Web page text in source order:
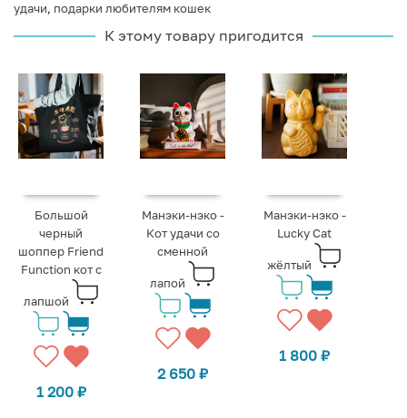
удачи, подарки любителям кошек
К этому товару пригодится
Большой
черный
шоппер Friend
Function кот с
лапшой
1 200 ₽
Манэки-нэко -
Кот удачи со
сменной
лапой
2 650₽
Манэки-нэко -
Lucky Cat
жёлтый
1 800₽